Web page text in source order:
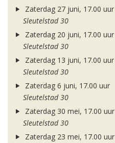
Zaterdag 27 juni, 17.00 uur
Sleutelstad 30
Zaterdag 20 juni, 17.00 uur
Sleutelstad 30
Zaterdag 13 juni, 17.00 uur
Sleutelstad 30
Zaterdag 6 juni, 17.00 uur
Sleutelstad 30
Zaterdag 30 mei, 17.00 uur
Sleutelstad 30
Zaterdag 23 mei, 17.00 uur